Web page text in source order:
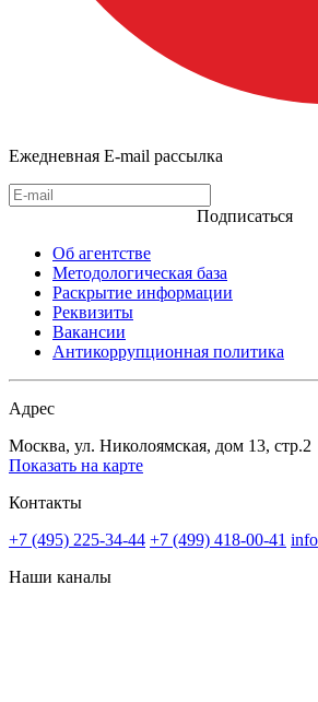
Ежедневная E-mail рассылка
Подписаться
Об агентстве
Методологическая база
Раскрытие информации
Реквизиты
Вакансии
Антикоррупционная политика
Адрес
Москва, ул. Николоямская, дом 13, стр.2
Показать на карте
Контакты
+7 (495) 225-34-44 +7 (499) 418-00-41
Наши каналы